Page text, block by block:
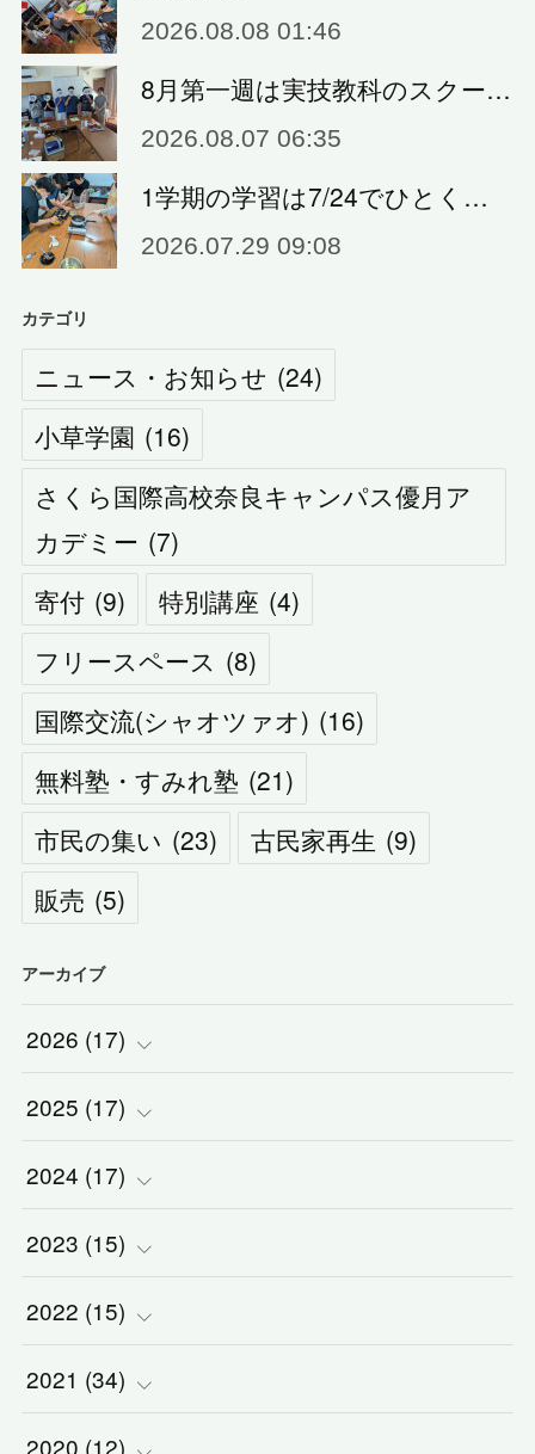
2026.08.08 01:46
8月第一週は実技教科のスクー…
2026.08.07 06:35
1学期の学習は7/24でひとく…
2026.07.29 09:08
カテゴリ
ニュース・お知らせ (24)
小草学園 (16)
さくら国際高校奈良キャンパス優月ア
カデミー (7)
寄付 (9) 特別講座 (4)
フリースペース (8)
国際交流(シャオツァオ) (16)
無料塾・すみれ塾 (21)
市民の集い (23) 古民家再生 (9)
販売 (5)
アーカイブ
2026 (17)
(2)
(1)
(1)
(3)
(3)
2025 (17)
(2)
(1)
(1)
(2)
2024 (17)
(2)
(5)
(1)
2023 (15)
(3)
(1)
2022 (15)
(2)
2021 (34)
2020 (12)